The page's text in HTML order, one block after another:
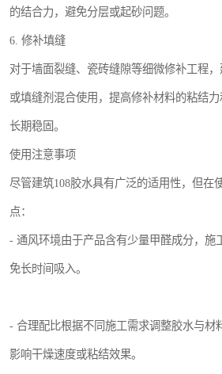
的结合力，避免分层或起砂问题。
6. 修补填缝
对于墙面裂缝、瓷砖缝隙等细微修补工程
或填缝剂混合使用，提高修补材料的粘结
长期稳固。
使用注意事项
尽管建筑108胶水具有广泛的适用性，但在
点：
- 通风环境由于产品含有少量甲醛成分，施
免长时间吸入。
- 合理配比根据不同施工需求调整胶水与材
影响干燥速度或粘结效果。